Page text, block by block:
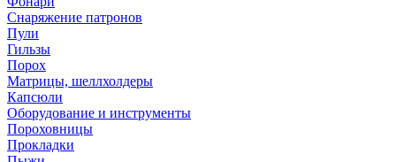
Снаряжение патронов
Пули
Гильзы
Порох
Матрицы, шеллхолдеры
Капсюли
Оборудование и инструменты
Пороховницы
Прокладки